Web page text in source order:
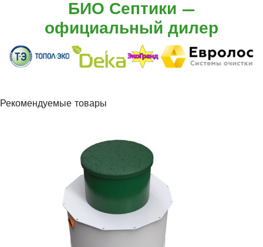
БИО Септики —
официальный дилер
Рекомендуемые товары